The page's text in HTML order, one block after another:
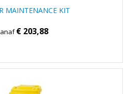
MAINTENANCE KIT
€ 203,88